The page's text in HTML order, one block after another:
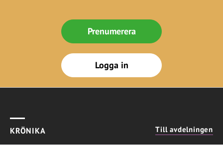
Prenumerera
Logga in
KRÖNIKA Till avdelningen